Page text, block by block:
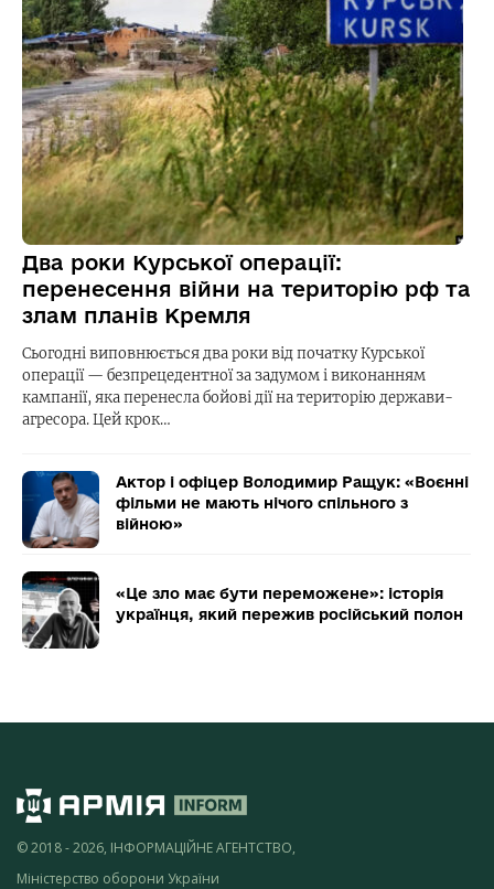
Два роки Курської операції:
перенесення війни на територію рф та
злам планів Кремля
Сьогодні виповнюється два роки від початку Курської
операції — безпрецедентної за задумом і виконанням
кампанії, яка перенесла бойові дії на територію держави-
агресора. Цей крок…
Актор і офіцер Володимир Ращук: «Воєнні
фільми не мають нічого спільного з
війною»
«Це зло має бути переможене»: історія
українця, який пережив російський полон
© 2018 - 2026, ІНФОРМАЦІЙНЕ АГЕНТСТВО,
Міністерство оборони України